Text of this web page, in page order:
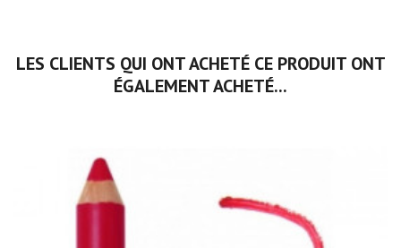
LES CLIENTS QUI ONT ACHETÉ CE PRODUIT ONT
ÉGALEMENT ACHETÉ...